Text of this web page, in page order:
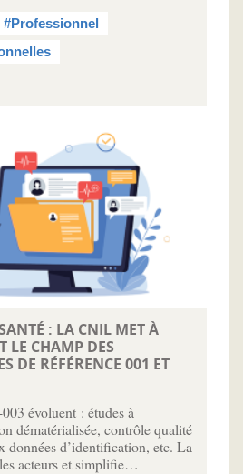
#Professionnel
: LA CNIL MET À
LE CHAMP DES
DE RÉFÉRENCE 001 ET
évoluent : études à
dématérialisée, contrôle qualité
données d’identification, etc. La
acteurs et simplifie…